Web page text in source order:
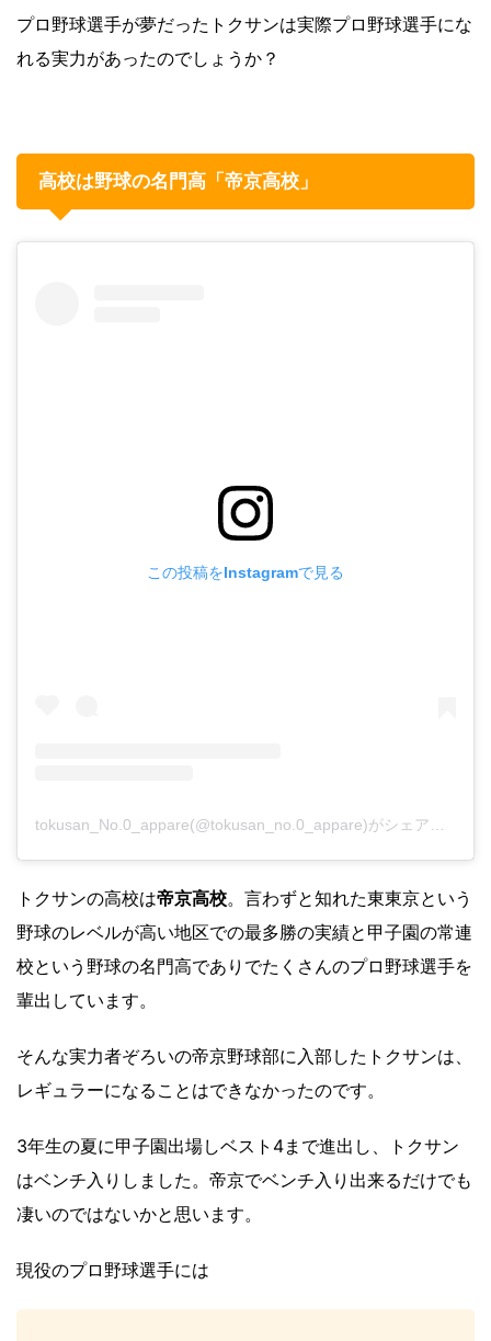
プロ野球選手が夢だったトクサンは実際プロ野球選手にな
れる実力があったのでしょうか？
高校は野球の名門高「帝京高校」
この投稿をInstagramで見る
tokusan_No.0_appare(@tokusan_no.0_appare)がシェアした投稿
トクサンの高校は帝京高校。言わずと知れた東東京という
野球のレベルが高い地区での最多勝の実績と甲子園の常連
校という野球の名門高でありでたくさんのプロ野球選手を
輩出しています。
そんな実力者ぞろいの帝京野球部に入部したトクサンは、
レギュラーになることはできなかったのです。
3年生の夏に甲子園出場しベスト4まで進出し、トクサン
はベンチ入りしました。帝京でベンチ入り出来るだけでも
凄いのではないかと思います。
現役のプロ野球選手には